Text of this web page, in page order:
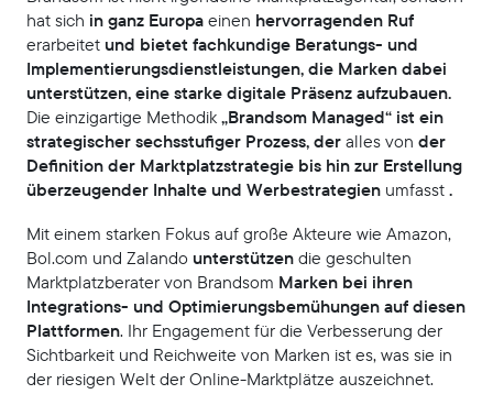
hat sich in ganz Europaeinen hervorragenden Ruf
erarbeitet und bietet fachkundige Beratungs- und
Implementierungsdienstleistungen, die Marken dabei
unterstützen, eine starke digitale Präsenz aufzubauen.
Die einzigartige Methodik„Brandsom Managed“ ist ein
strategischer sechsstufiger Prozess, deralles von der
Definition der Marktplatzstrategie bis hin zur Erstellung
überzeugender Inhalte und Werbestrategien umfasst.
Mit einem starken Fokus auf große Akteure wie Amazon,
Bol.com und Zalando unterstützendie geschulten
Marktplatzberater von Brandsom Marken bei ihren
Integrations- und Optimierungsbemühungen auf diesen
Plattformen. Ihr Engagement für die Verbesserung der
Sichtbarkeit und Reichweite von Marken ist es, was sie in
der riesigen Welt der Online-Marktplätze auszeichnet.